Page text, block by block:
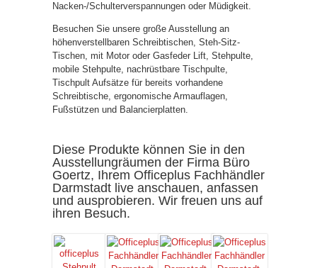
Nacken-/Schulterverspannungen oder Müdigkeit.
Besuchen Sie unsere große Ausstellung an
höhenverstellbaren Schreibtischen, Steh-Sitz-
Tischen, mit Motor oder Gasfeder Lift, Stehpulte,
mobile Stehpulte, nachrüstbare Tischpulte,
Tischpult Aufsätze für bereits vorhandene
Schreibtische, ergonomische Armauflagen,
Fußstützen und Balancierplatten.
Diese Produkte können Sie in den
Ausstellungräumen der Firma Büro
Goertz, Ihrem Officeplus Fachhändler
Darmstadt live anschauen, anfassen
und ausprobieren. Wir freuen uns auf
ihren Besuch.